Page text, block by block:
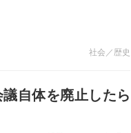
社会／歴史
議自体を廃止したら